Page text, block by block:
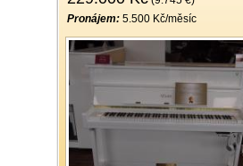
Pronájem: 5.500 Kč/měsíc